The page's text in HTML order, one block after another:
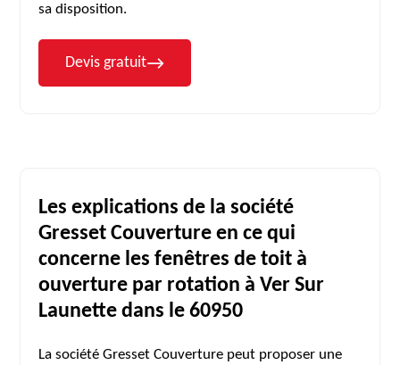
sa disposition.
Devis gratuit
Les explications de la société
Gresset Couverture en ce qui
concerne les fenêtres de toit à
ouverture par rotation à Ver Sur
Launette dans le 60950
La société Gresset Couverture peut proposer une